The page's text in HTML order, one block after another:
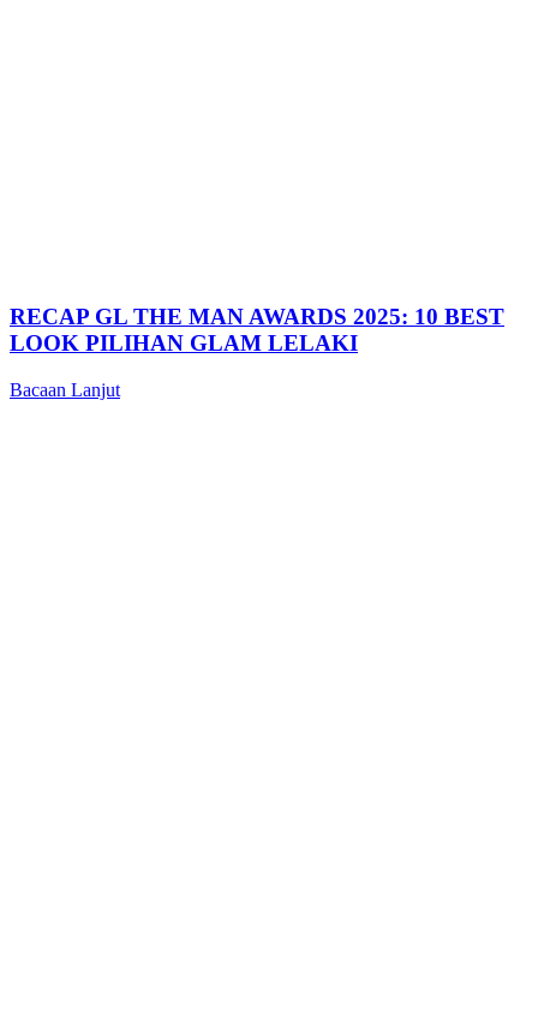
RECAP GL THE MAN AWARDS 2025: 10 BEST
LOOK PILIHAN GLAM LELAKI
Bacaan Lanjut